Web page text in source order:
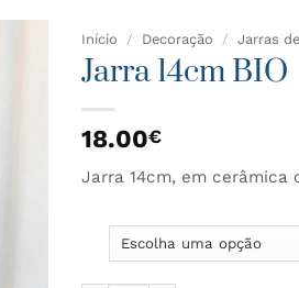
Início / Decoração / Jarras
Jarra 14cm BIO
18.00€
Jarra 14cm, em cerâmica